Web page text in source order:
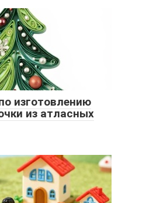
изготовлению
из атласных